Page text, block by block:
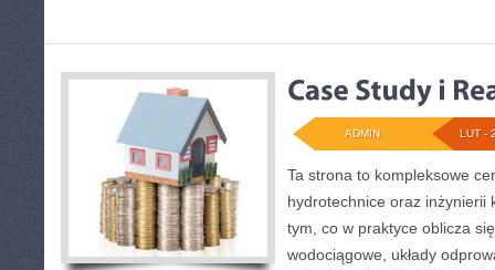
LUT -
ADMIN
Ta strona to kompleksowe
hydrotechnice oraz inżynierii
tym, co w praktyce oblicza
wodociągowe, układy